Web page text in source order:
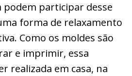
participar desse
forma de relaxamento
Como os moldes são
e imprimir, essa
realizada em casa, na